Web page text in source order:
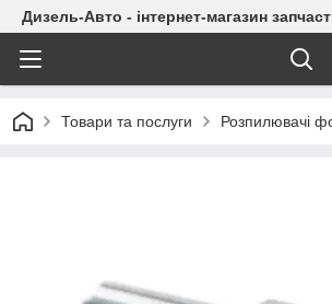
Дизель-Авто - інтернет-магазин
Товари та послуги Розпилювачі